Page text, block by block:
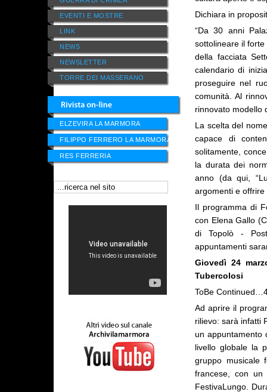
EVENTI E MOSTRE
LINK
NEWS
NEWSLETTER
TORRE DEI MASSERANO
ELZEVIRA LA MARMORA
FILIPPO FERRERO LA MARMORA
RES FERRERIA
Dichiara in
“Da 30 anni
sottolineare il
della facciata
calendario di
proseguire nel
comunità. Al
rinnovato modello
La scelta del
capace di
solitamente,
la durata dei
anno (da qui,
argomenti e
Il programma di
con Elena Gallo
di Topolò -
appuntamenti
Giovedì 24
Tubercolosi
ToBe
Ad aprire il
rilievo: sarà infatti
un appuntamento
livello globale la
gruppo musicale
francese, con un
FestivaLungo.